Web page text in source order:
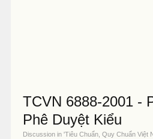
TCVN 6888-2001 -
Phê Duyệt Kiểu
Discussion in 'Tiêu Chuẩn, Quy Chuẩn Việt